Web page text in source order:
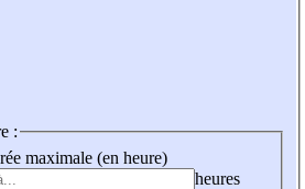
:
maximale (en heure)
heures